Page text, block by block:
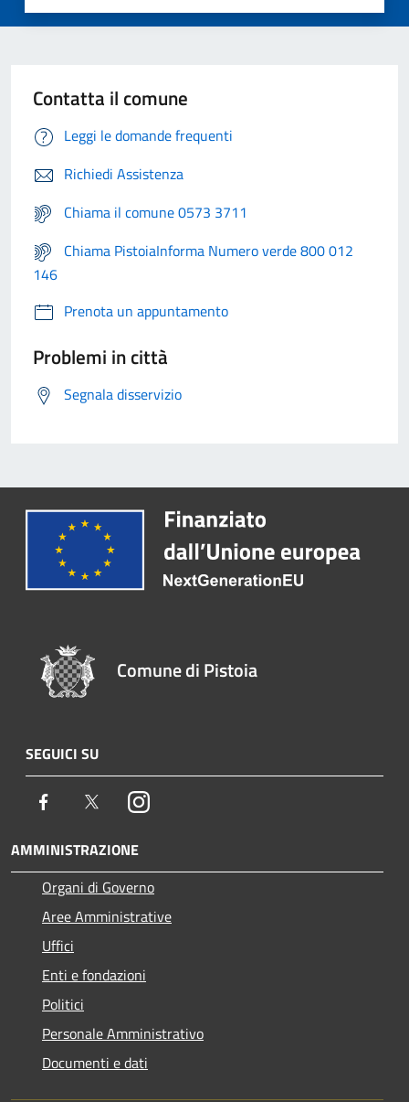
Contatta il comune
Leggi le domande frequenti
Richiedi Assistenza
Chiama il comune 0573 3711
Chiama PistoiaInforma Numero verde 800 012
146
Prenota un appuntamento
Problemi in città
Segnala disservizio
Comune di Pistoia
SEGUICI SU
Facebook TwitterInstagram
AMMINISTRAZIONE
Organi di Governo
Aree Amministrative
Uffici
Enti e fondazioni
Politici
Personale Amministrativo
Documenti e dati